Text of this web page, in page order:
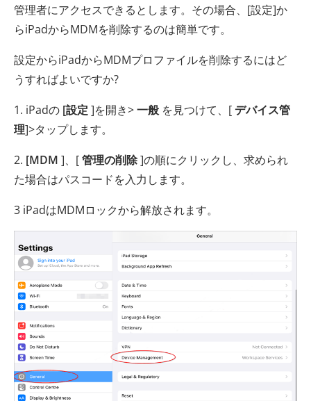
管理者にアクセスできるとします。その場合、[設定]か
らiPadからMDMを削除するのは簡単です。
設定からiPadからMDMプロファイルを削除するにはど
うすればよいですか?
1. iPadの [設定 ]を開き>一般 を見つけて、[ デバイス管
理]>タップします。
2. [MDM ]、[管理の削除]の順にクリックし、求められ
た場合はパスコードを入力します。
3 iPadはMDMロックから解放されます。